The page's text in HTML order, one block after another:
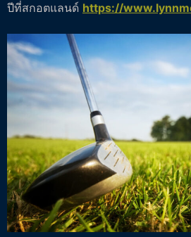
ปีที่สกอตแลนด์ https://